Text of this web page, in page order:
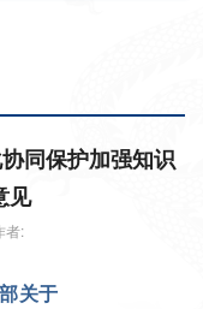
同保护加强知识
见
者:
关于